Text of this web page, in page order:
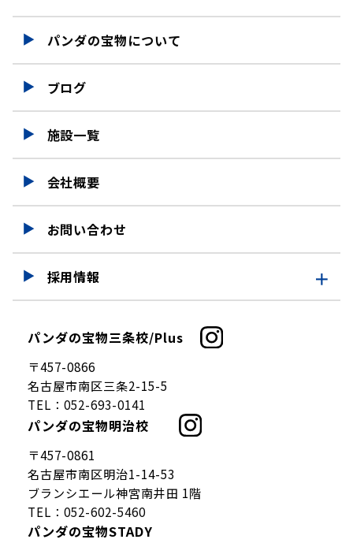
パンダの宝物について
ブログ
施設一覧
会社概要
お問い合わせ
採用情報
採用情報
仕事を知る
募集要項
パンダの宝物三条校/Plus
〒457-0866
名古屋市南区三条2-15-5
TEL： 052-693-0141
パンダの宝物明治校
〒457-0861
名古屋市南区明治1-14-53
ブランシエール神宮南井田 1階
TEL： 052-602-5460
パンダの宝物STADY